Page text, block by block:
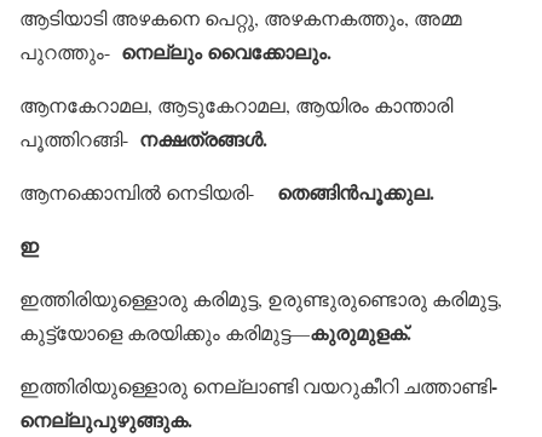
ആടിയാടി അഴകനെ പെറ്റു, അഴകനകത്തും, അമ്മ
പുറത്തും- നെല്ലും വൈക്കോലും.
ആനകേറാമല, ആടുകേറാമല, ആയിരം കാന്താരി
പൂത്തിറങ്ങി- നക്ഷത്രങ്ങള്‍.
ആനക്കൊമ്പില്‍ നെടിയരി- തെങ്ങിന്‍പൂക്കുല.
ഇ
ഇത്തിരിയുള്ളൊരു കരിമുട്ട, ഉരുണ്ടുരുണ്ടൊരു കരിമുട്ട,
കുട്ട്യോളെ കരയിക്കും കരിമുട്ട—കുരുമുളക്.
ഇത്തിരിയുള്ളൊരു നെല്ലാണ്ടി വയറുകീറി ചത്താണ്ടി-
നെല്ലുപുഴുങ്ങുക.